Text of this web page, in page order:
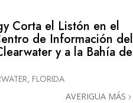
Corta el Listón en el
de Información del
y a la Bahía de
FLORIDA
AVERIGUA MÁS